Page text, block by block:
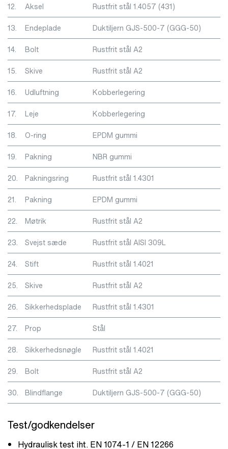
12.
Aksel
Rustfrit stål 1.4057 (431)
13.
Endeplade
Duktiljern GJS-500-7 (GGG-50)
14.
Bolt
Rustfrit stål A2
15.
Skive
Rustfrit stål A2
16.
Udluftning
Kobberlegering
17.
Leje
Kobberlegering
18.
O-ring
EPDM gummi
19.
Pakning
NBR gummi
20.
Pakningsring
Rustfrit stål 1.4301
21.
Pakning
EPDM gummi
22.
Møtrik
Rustfrit stål A2
23.
Svejst sæde
Rustfrit stål AISI 309L
24.
Stift
Rustfrit stål 1.4021
25.
Skive
Rustfrit stål A2
26.
Sikkerhedsplade
Rustfrit stål 1.4301
27.
Prop
Stål
28.
Sikkerhedsnøgle
Rustfrit stål 1.4021
29.
Bolt
Rustfrit stål A2
30.
Blindflange Duktiljern GJS-500-7 (GGG-50)
Test/godkendelser
Hydraulisk test iht. EN 1074-1 / EN 12266